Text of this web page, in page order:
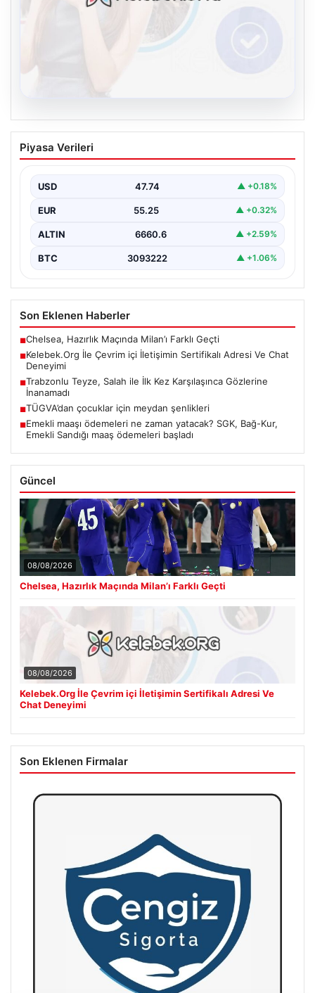
Kelebek.Org İle Çevrim içi İletişimin
Sertifikalı Adresi Ve Chat Deneyimi
iletişim kurması ciddi bir hassasiyet ifade etmektedir.
Günümüzde…
Piyasa Verileri
USD 47.74 ▲ +0.18%
EUR 55.25 ▲ +0.32%
ALTIN 6660.6 ▲ +2.59%
BTC 3093222 ▲ +1.06%
Son Eklenen Haberler
■Chelsea, Hazırlık Maçında Milan’ı Farklı Geçti
■Kelebek.Org İle Çevrim içi İletişimin Sertifikalı Adresi Ve Chat
Deneyimi
■Trabzonlu Teyze, Salah ile İlk Kez Karşılaşınca Gözlerine
İnanamadı
■TÜGVA’dan çocuklar için meydan şenlikleri
■Emekli maaşı ödemeleri ne zaman yatacak? SGK, Bağ-Kur,
Emekli Sandığı maaş ödemeleri başladı
Güncel
08/08/2026
Chelsea, Hazırlık Maçında Milan’ı Farklı Geçti
08/08/2026
Kelebek.Org İle Çevrim içi İletişimin Sertifikalı Adresi Ve
Chat Deneyimi
Son Eklenen Firmalar